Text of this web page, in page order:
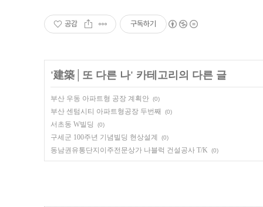
공감 구독하기
'建築│또 다른 나' 카테고리의 다른 글
부산 우동 아파트형 공장 계획안 (0)
부산 센텀시티 아파트형공장 두번째 (0)
서초동 W빌딩 (0)
구세군 100주년 기념빌딩 현상설계 (0)
동남권유통단지이주전문상가 나블럭 건설공사 T/K (0)